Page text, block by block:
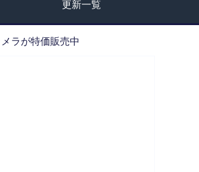
更新一覧
ラが特価販売中